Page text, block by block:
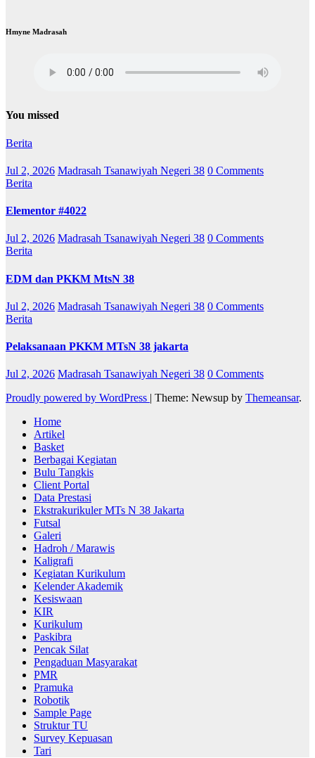
Hmyne Madrasah
You missed
Berita
Jul 2, 2026 Madrasah Tsanawiyah Negeri 38 0 Comments
Berita
Elementor #4022
Jul 2, 2026 Madrasah Tsanawiyah Negeri 38 0 Comments
Berita
EDM dan PKKM MtsN 38
Jul 2, 2026 Madrasah Tsanawiyah Negeri 38 0 Comments
Berita
Pelaksanaan PKKM MTsN 38 jakarta
Jul 2, 2026 Madrasah Tsanawiyah Negeri 38 0 Comments
Proudly powered by WordPress
Theme: Newsup by Themeansar.
Home
Artikel
Basket
Berbagai Kegiatan
Bulu Tangkis
Client Portal
Data Prestasi
Ekstrakurikuler MTs N 38 Jakarta
Futsal
Galeri
Hadroh / Marawis
Kaligrafi
Kegiatan Kurikulum
Kelender Akademik
Kesiswaan
KIR
Kurikulum
Paskibra
Pencak Silat
Pengaduan Masyarakat
PMR
Pramuka
Robotik
Sample Page
Struktur TU
Survey Kepuasan
Tari